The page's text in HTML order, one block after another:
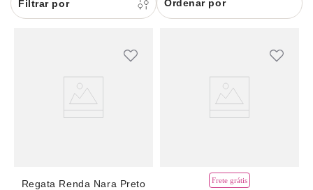
Ordenar por
Regata Renda Nara Preto Frete grátis
8